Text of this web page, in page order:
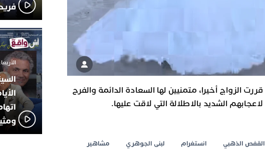
قررت الزواج أخيرا، متمنيين لها السعادة الدائمة والفرح
الشديد بالاطلالة التي لاقت عليها.
القفص الذهبي انستغرام لبنى الجوهري مشاهير
فريد
الأربعاء 24 سبتمبر 2025 -